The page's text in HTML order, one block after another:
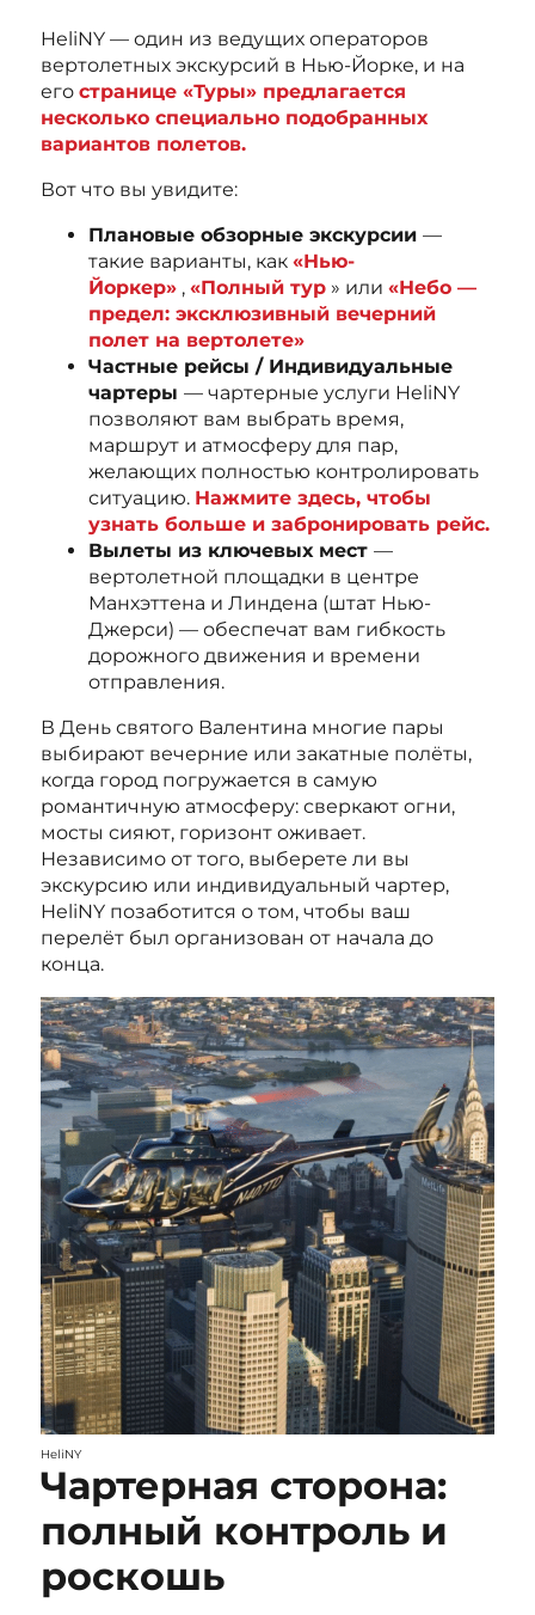
HeliNY — один из ведущих операторов
вертолетных экскурсий в Нью-Йорке, и на
его странице «Туры» предлагается
несколько специально подобранных
вариантов полетов.
Вот что вы увидите:
Плановые обзорные экскурсии —
такие варианты, как «Нью-
Йоркер» , «Полный тур » или «Небо —
предел: эксклюзивный вечерний
полет на вертолете»
Частные рейсы / Индивидуальные
чартеры — чартерные услуги HeliNY
позволяют вам выбрать время,
маршрут и атмосферу для пар,
желающих полностью контролировать
ситуацию. Нажмите здесь, чтобы
узнать больше и забронировать рейс.
Вылеты из ключевых мест —
вертолетной площадки в центре
Манхэттена и Линдена (штат Нью-
Джерси) — обеспечат вам гибкость
дорожного движения и времени
отправления.
В День святого Валентина многие пары
выбирают вечерние или закатные полёты,
когда город погружается в самую
романтичную атмосферу: сверкают огни,
мосты сияют, горизонт оживает.
Независимо от того, выберете ли вы
экскурсию или индивидуальный чартер,
HeliNY позаботится о том, чтобы ваш
перелёт был организован от начала до
конца.
HeliNY
Чартерная сторона:
полный контроль и
роскошь